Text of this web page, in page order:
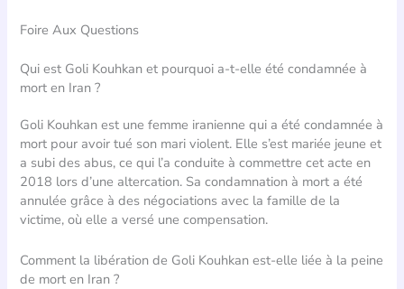
Foire Aux Questions
Qui est Goli Kouhkan et pourquoi a-t-elle été condamnée à
mort en Iran ?
Goli Kouhkan est une femme iranienne qui a été condamnée à
mort pour avoir tué son mari violent. Elle s’est mariée jeune et
a subi des abus, ce qui l’a conduite à commettre cet acte en
2018 lors d’une altercation. Sa condamnation à mort a été
annulée grâce à des négociations avec la famille de la
victime, où elle a versé une compensation.
Comment la libération de Goli Kouhkan est-elle liée à la peine
de mort en Iran ?